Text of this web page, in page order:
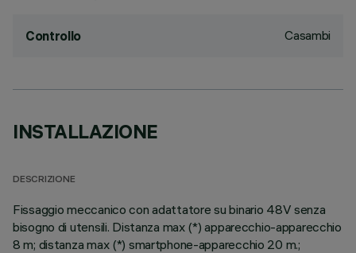
Controllo Casambi
INSTALLAZIONE
DESCRIZIONE
Fissaggio meccanico con adattatore su binario 48V senza
bisogno di utensili. Distanza max (*) apparecchio-apparecchio
8 m; distanza max (*) smartphone-apparecchio 20 m.;